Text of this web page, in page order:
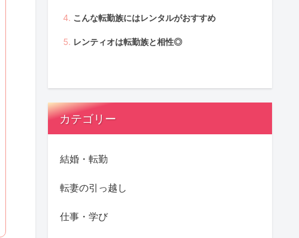
こんな転勤族にはレンタルがおすすめ
レンティオは転勤族と相性◎
カテゴリー
結婚・転勤
転妻の引っ越し
仕事・学び